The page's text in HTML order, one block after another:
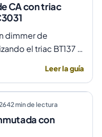
CA con triac
dimmer de
el triac BT137 y
Leer la guía
42min de lectura
con